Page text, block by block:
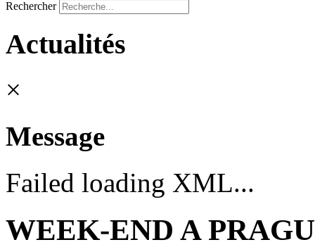
Rechercher
Actualités
×
Message
Failed loading XML...
WEEK-END A